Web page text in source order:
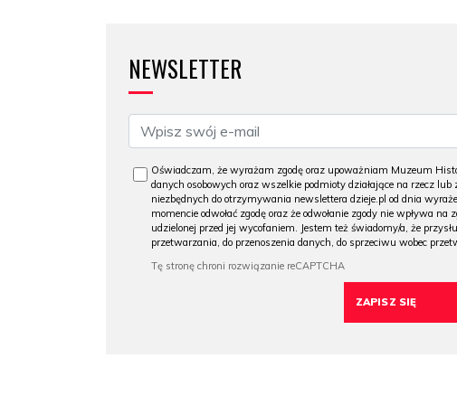
NEWSLETTER
Oświadczam, że wyrażam zgodę oraz upoważniam Muzeum
danych osobowych oraz wszelkie podmioty działające na rzecz
niezbędnych do otrzymywania newslettera dzieje.pl od dnia
momencie odwołać zgodę oraz że odwołanie zgody nie wpływa
udzielonej przed jej wycofaniem. Jestem też świadomy/a, że
przetwarzania, do przenoszenia danych, do sprzeciwu wobec